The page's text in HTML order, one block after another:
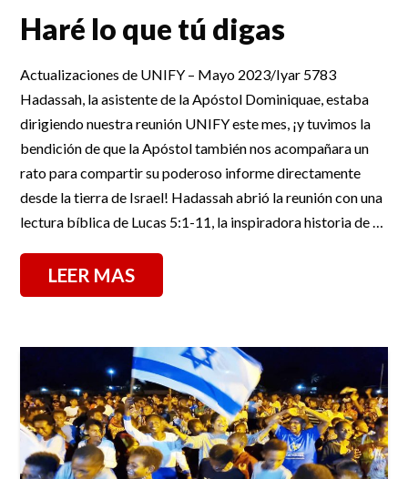
Haré lo que tú digas
Actualizaciones de UNIFY – Mayo 2023/Iyar 5783
Hadassah, la asistente de la Apóstol Dominiquae, estaba
dirigiendo nuestra reunión UNIFY este mes, ¡y tuvimos la
bendición de que la Apóstol también nos acompañara un
rato para compartir su poderoso informe directamente
desde la tierra de Israel! Hadassah abrió la reunión con una
lectura bíblica de Lucas 5:1-11, la inspiradora historia de …
LEER MAS